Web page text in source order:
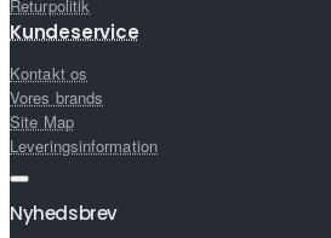
Returpolitik
Kundeservice
Kontakt os
Vores brands
Site Map
Leveringsinformation
Nyhedsbrev